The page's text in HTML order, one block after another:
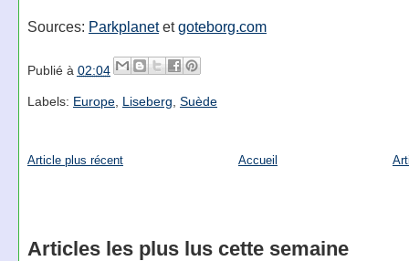
Sources: Parkplanetetgoteborg.com
Publié à 02:04
Labels: Europe, Liseberg, Suède
Article plus récent Accueil
Articles les plus lus cette semaine